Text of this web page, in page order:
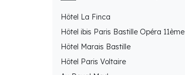
Hôtel La Finca
Hôtel ibis Paris Bastille Opéra 11ème
Hôtel Marais Bastille
Hôtel Paris Voltaire